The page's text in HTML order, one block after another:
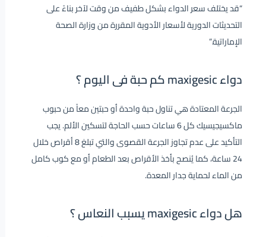
“قد يختلف سعر الدواء بشكل طفيف من وقت لآخر بناءً على
التحديثات الدورية لأسعار الأدوية المقررة من وزارة الصحة
الإماراتية.”
دواء maxigesic كم حبة فى اليوم ؟
الجرعة المعتادة هي تناول حبة واحدة أو حبتين معاً من حبوب
ماكسيجيسيك كل 6 ساعات حسب الحاجة لتسكين الألم. يجب
التأكيد على عدم تجاوز الجرعة القصوى والتي تبلغ 8 أقراص خلال
24 ساعة، كما يُنصح بأخذ الأقراص بعد الطعام أو مع كوب كامل
من الماء لحماية جدار المعدة.
هل دواء maxigesic يسبب النعاس ؟